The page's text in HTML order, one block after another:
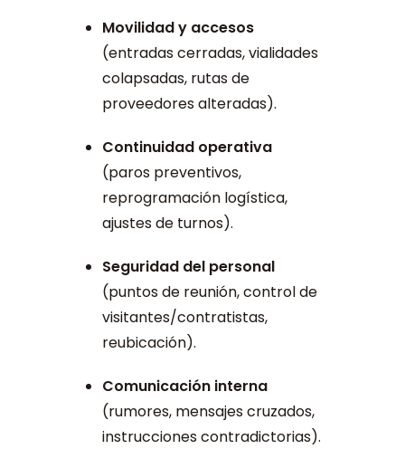
Movilidad y accesos
(entradas cerradas, vialidades
colapsadas, rutas de
proveedores alteradas).
Continuidad operativa
(paros preventivos,
reprogramación logística,
ajustes de turnos).
Seguridad del personal
(puntos de reunión, control de
visitantes/contratistas,
reubicación).
Comunicación interna
(rumores, mensajes cruzados,
instrucciones contradictorias).